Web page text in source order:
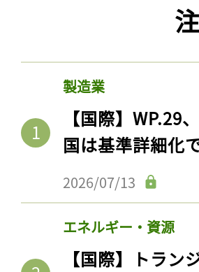
製造業
【国際】
国は基準詳細化
2026/07/13
エネルギー・資源
【国際】トラ